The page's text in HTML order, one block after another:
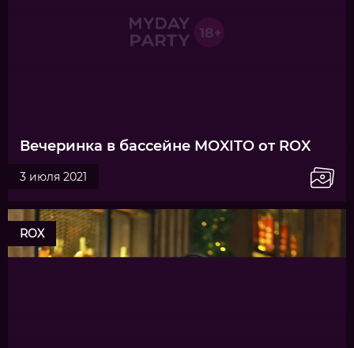
Вечеринка в бассейне MOXITO от ROX
3 июля 2021
ROX